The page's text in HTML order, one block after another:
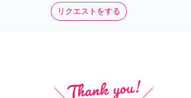
リクエストをする